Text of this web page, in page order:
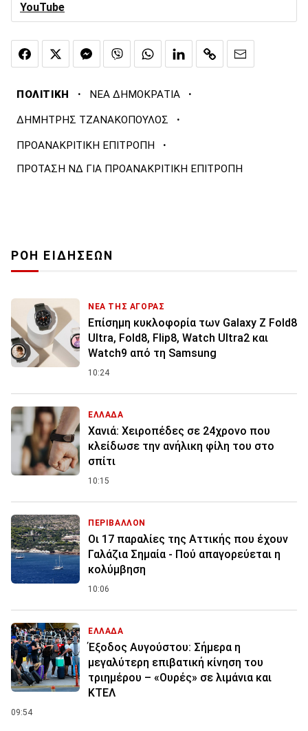
YouTube
ΠΟΛΙΤΙΚΗ · ΝΕΑ ΔΗΜΟΚΡΑΤΙΑ ·
ΔΗΜΗΤΡΗΣ ΤΖΑΝΑΚΟΠΟΥΛΟΣ ·
ΠΡΟΑΝΑΚΡΙΤΙΚΗ ΕΠΙΤΡΟΠΗ ·
ΠΡΟΤΑΣΗ ΝΔ ΓΙΑ ΠΡΟΑΝΑΚΡΙΤΙΚΗ ΕΠΙΤΡΟΠΗ
ΡΟΗ ΕΙΔΗΣΕΩΝ
ΝΕΑ ΤΗΣ ΑΓΟΡΑΣ
Επίσημη κυκλοφορία των Galaxy Z Fold8
Ultra, Fold8, Flip8, Watch Ultra2 και
Watch9 από τη Samsung
10:24
ΕΛΛΑΔΑ
Χανιά: Χειροπέδες σε 24χρονο που
κλείδωσε την ανήλικη φίλη του στο
σπίτι
10:15
ΠΕΡΙΒΑΛΛΟΝ
Οι 17 παραλίες της Αττικής που έχουν
Γαλάζια Σημαία - Πού απαγορεύεται η
κολύμβηση
10:06
ΕΛΛΑΔΑ
Έξοδος Αυγούστου: Σήμερα η
μεγαλύτερη επιβατική κίνηση του
τριημέρου – «Ουρές» σε λιμάνια και
ΚΤΕΛ
09:54